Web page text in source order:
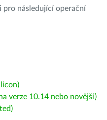
pro následující operační
verze 10.14 nebo novější)